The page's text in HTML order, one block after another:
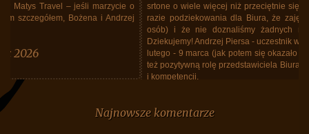
srtone o wiele więcej niż przeciętnie się płaciło za lot w obie. W każdym
razie podziekowania dla Biura, że zajęło sie nami (a grupa spora, 40
osób) i że nie doznaliśmy żadnych niedogodnośći z tego powodu.
Dziekujemy! Andrzej Piersa - uczestnik wycieczki do Tajlandii w dniach 25
lutego - 9 marca (jak potem się okazało do 12 marca). Należy podkreślić
też pozytywną rolę przedstawiciela Biura, Maćka Grzegrzółki, siła spokoju
i kompetencji.